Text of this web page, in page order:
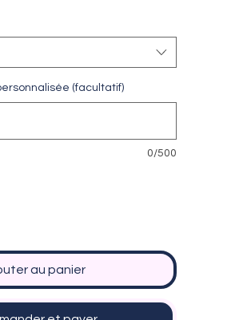
(facultatif)
0/500
au panier